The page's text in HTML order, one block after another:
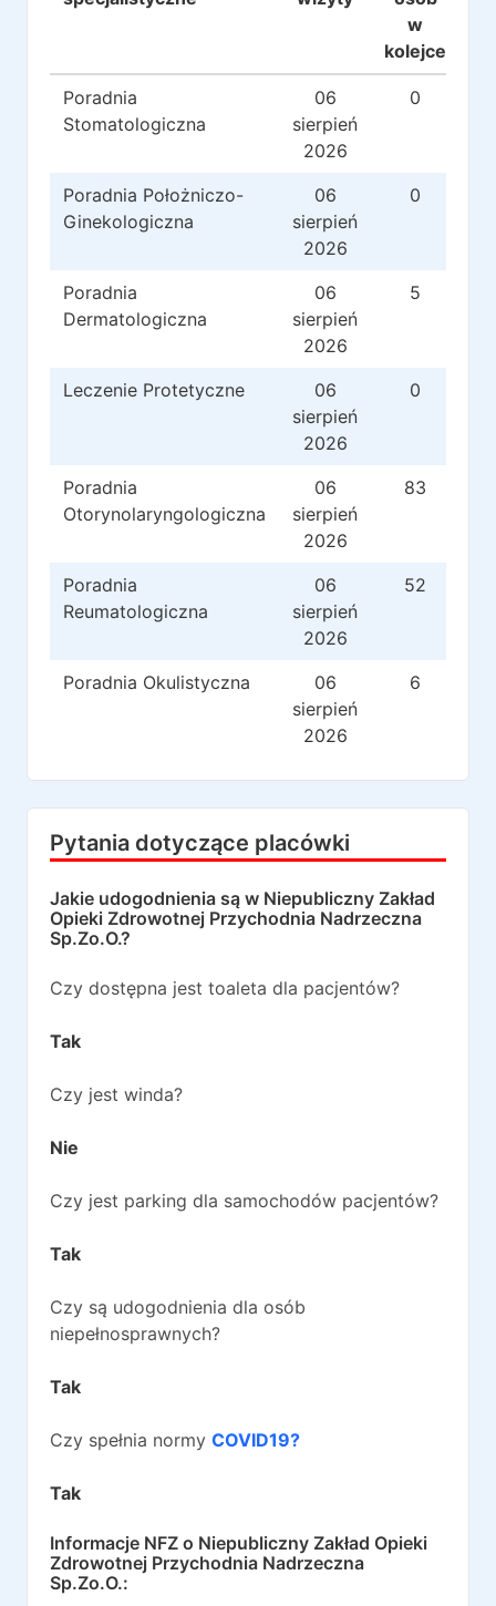
w
kolejce
Poradnia
Stomatologiczna
06
sierpień
2026
0
Poradnia Położniczo-
Ginekologiczna
06
sierpień
2026
0
Poradnia
Dermatologiczna
06
sierpień
2026
5
Leczenie Protetyczne
06
sierpień
2026
0
Poradnia
Otorynolaryngologiczna
06
sierpień
2026
83
Poradnia
Reumatologiczna
06
sierpień
2026
52
Poradnia Okulistyczna
06
sierpień
2026
6
Pytania dotyczące placówki
Jakie udogodnienia są w Niepubliczny Zakład
Opieki Zdrowotnej Przychodnia Nadrzeczna
Sp.Zo.O.?
Czy dostępna jest toaleta dla pacjentów?
Tak
Czy jest winda?
Nie
Czy jest parking dla samochodów pacjentów?
Tak
Czy są udogodnienia dla osób
niepełnosprawnych?
Tak
Czy spełnia normy COVID19?
Tak
Informacje NFZ o Niepubliczny Zakład Opieki
Zdrowotnej Przychodnia Nadrzeczna
Sp.Zo.O.: